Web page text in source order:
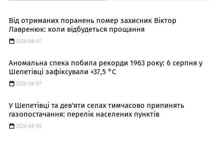
Від отриманих поранень помер захисник Віктор
Лавренюк: коли відбудеться прощання
2026-08-07
Аномальна спека побила рекорди 1963 року: 6 серпня у
Шепетівці зафіксували +37,5 °C
2026-08-07
У Шепетівці та дев'яти селах тимчасово припинять
газопостачання: перелік населених пунктів
2026-08-05